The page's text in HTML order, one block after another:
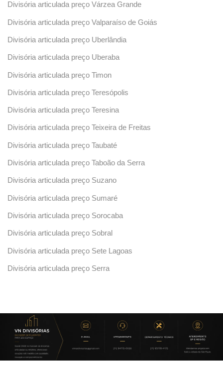
Divisória articulada preço Várzea Grande
Divisória articulada preço Valparaíso de Goiás
Divisória articulada preço Uberlândia
Divisória articulada preço Uberaba
Divisória articulada preço Timon
Divisória articulada preço Teresópolis
Divisória articulada preço Teresina
Divisória articulada preço Teixeira de Freitas
Divisória articulada preço Taubaté
Divisória articulada preço Taboão da Serra
Divisória articulada preço Suzano
Divisória articulada preço Sumaré
Divisória articulada preço Sorocaba
Divisória articulada preço Sobral
Divisória articulada preço Sete Lagoas
Divisória articulada preço Serra